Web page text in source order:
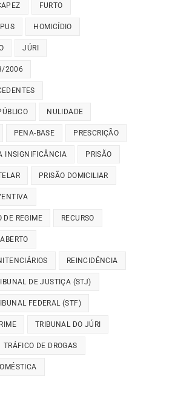
FURTO
HOMICÍDIO
JÚRI
2006
NULIDADE
PENA-BASE PRESCRIÇÃO
INSIGNIFICÂNCIA PRISÃO
PRISÃO DOMICILIAR
DE REGIME RECURSO
REINCIDÊNCIA
DE JUSTIÇA (STJ)
FEDERAL (STF)
TRIBUNAL DO JÚRI
TRÁFICO DE DROGAS